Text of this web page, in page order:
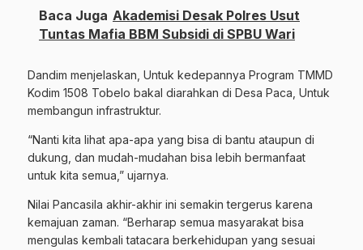
Baca Juga Akademisi Desak Polres Usut
Tuntas Mafia BBM Subsidi di SPBU Wari
Dandim menjelaskan, Untuk kedepannya Program TMMD
Kodim 1508 Tobelo bakal diarahkan di Desa Paca, Untuk
membangun infrastruktur.
“Nanti kita lihat apa-apa yang bisa di bantu ataupun di
dukung, dan mudah-mudahan bisa lebih bermanfaat
untuk kita semua,” ujarnya.
Nilai Pancasila akhir-akhir ini semakin tergerus karena
kemajuan zaman. “Berharap semua masyarakat bisa
mengulas kembali tatacara berkehidupan yang sesuai